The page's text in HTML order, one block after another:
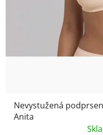
Nevystužená
Anita